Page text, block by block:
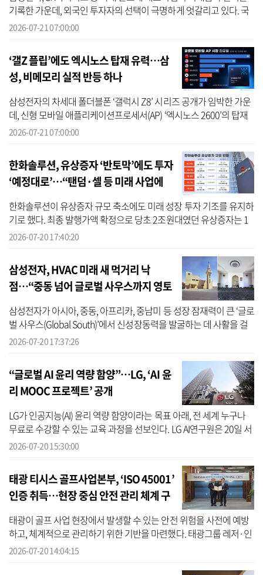
기록한 가운데, 외국인 투자자의 선택이 극명하게 엇갈리고 있다. 국
내 시가총액 상위 20개 기업 가운데, 외국인 지분율이 가장 크게 증가
2026-07-21 07:00:00
‘갤Z 플립’에도 엑시노스 탑재 유력…삼
성, 비메모리 실적 반등 하나
삼성전자의 차세대 폴더블폰 ‘갤럭시 Z8’ 시리즈 공개가 임박한 가운
데, 신형 모바일 애플리케이션프로세서(AP) ‘엑시노스 2600’의 탑재
여부에 관심이 쏠리고 있다. 올해 초 ‘갤럭시 S26’ 시리즈에 이어 ‘갤
2026-07-21 07:00:00
한화솔루션, 유상증자 ‘반토막’에도 투자
‘예정대로’…“탠덤·셀 등 미래 사업에
9077억 투자”
한화솔루션이 유상증자 규모 축소에도 미래 성장 투자 기조를 유지하
기로 했다. 최종 발행가액 확정으로 당초 2조원대였던 유상증자는 1
조원대 초반으로 줄었다. 다만 신사업 및 신규 투자 자금은 유지하고
2026-07-20 17:40:20
삼성전자, HVAC 미래 새 먹거리 낙
점…“중동 넘어 글로벌 사우스까지 영토
확장”
삼성전자가 아시아, 중동, 아프리카, 중남미 등 성장 잠재력이 큰 ‘글로
벌 사우스(Global South)’에서 신성장동력을 발굴하는 데 사활을 걸
었다. 특히 삼성은 고온 건조한 글로벌 사우스의 기후 특성을 고려해
2026-07-20 17:37:26
“글로벌 AI 윤리 역량 함양”…LG, ‘AI 윤
리 MOOC 프로젝트’ 공개
LG가 인공지능(AI) 윤리 역량 함양이라는 목표 아래, 전 세계 누구나
무료로 수강할 수 있는 교육 과정을 선보인다. LG AI연구원은 20일 서
울 중구 유네스코(UNESCO) 한국위원회에서 유네스코와 함께 ‘AI 윤
2026-07-20 15:30:00
태광 티시스 골프사업본부, ‘ISO 45001’
인증 취득…현장 중심 안전 관리 체계 구
축
태광이 골프 사업 현장에서 발생할 수 있는 안전 위험을 사전에 예방
하고, 체계적으로 관리하기 위한 기반을 마련했다. 태광그룹 레저·인
프라 계열사 티시스의 골프사업본부는 국제 안전보건경영시스템
2026-07-20 14:04:15